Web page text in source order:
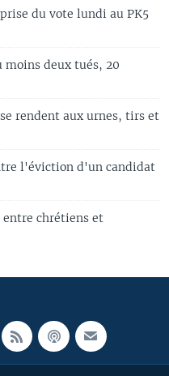
du vote lundi au PK5
moins deux tués, 20
rendent aux urnes, tirs et
l'éviction d'un candidat
chrétiens et